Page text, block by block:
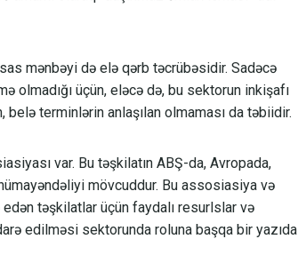
mənbəyi də elə qərb təcrübəsidir. Sadəcə
olmadığı üçün, eləcə də, bu sektorun inkişafı
terminlərin anlaşılan olmaması da təbiidir.
var. Bu təşkilatın ABŞ-da, Avropada,
mövcuddur. Bu assosiasiya və
təşkilatlar üçün faydalı resurlslar və
edilməsi sektorunda roluna başqa bir yazıda